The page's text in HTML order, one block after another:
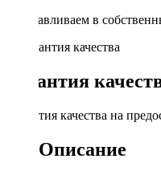
Устанавливаем в
Гарантия
Гарантия качества на
Описание